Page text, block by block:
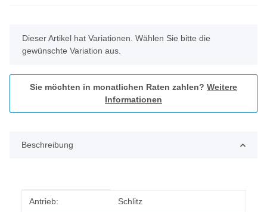
x
Dieser Artikel hat Variationen. Wählen Sie bitte die
gewünschte Variation aus.
Sie möchten in monatlichen Raten zahlen? Weitere
Informationen
Beschreibung
Produkteigenschaft
Wert
Antrieb: Schlitz